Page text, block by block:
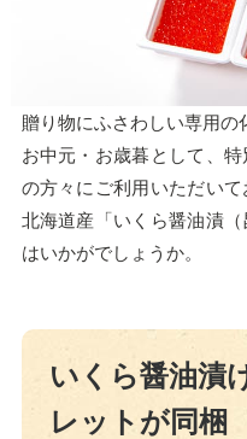
贈り物にふさわしい専用の
お中元・お歳暮として、
の方々にご利用いただい
北海道産「いくら醤油漬
はいかがでしょうか。
いくら醤油漬
レットが同梱